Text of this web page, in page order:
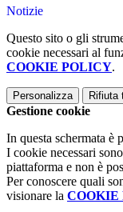
Notizie
Questo sito o gli
cookie necessari al
COOKIE POLICY.
Personalizza Rifiuta
Gestione cookie
In questa schermata è
I cookie necessari
piattaforma e non è
Per conoscere quali
visionare la COOKIE